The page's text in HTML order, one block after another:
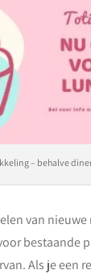
– behalve
van
bestaande
Als je een